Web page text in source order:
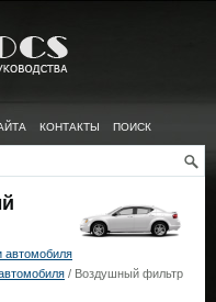
КОНТАКТЫ ПОИСК
автомобиля
/ Воздушный фильтр